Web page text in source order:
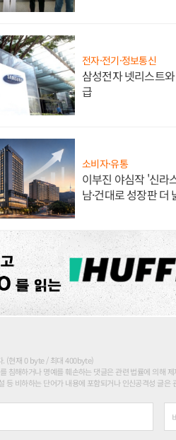
전자·전기·정보통신
삼성전자 넷리스트
급
소비자·유통
이부진 야심작 '신라
남·건대로 성장판 더
. (현재 0 byte / 최대 400byte)
침해하거나 명예를 훼손하는 댓글은 관련 법률에 의해
등 비하하는 단어가 내용에 포함되거나 인신공격성 글은